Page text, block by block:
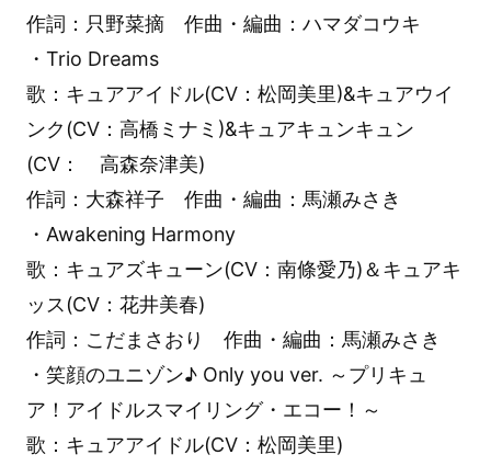
作詞：只野菜摘 作曲・編曲：ハマダコウキ
・Trio Dreams
歌：キュアアイドル(CV：松岡美里)&キュアウイ
ンク(CV：高橋ミナミ)&キュアキュンキュン
(CV： 高森奈津美)
作詞：大森祥子 作曲・編曲：馬瀬みさき
・Awakening Harmony
歌：キュアズキューン(CV：南條愛乃)＆キュアキ
ッス(CV：花井美春)
作詞：こだまさおり 作曲・編曲：馬瀬みさき
・笑顔のユニゾン♪ Only you ver. ～プリキュ
ア！アイドルスマイリング・エコー！～
歌：キュアアイドル(CV：松岡美里)